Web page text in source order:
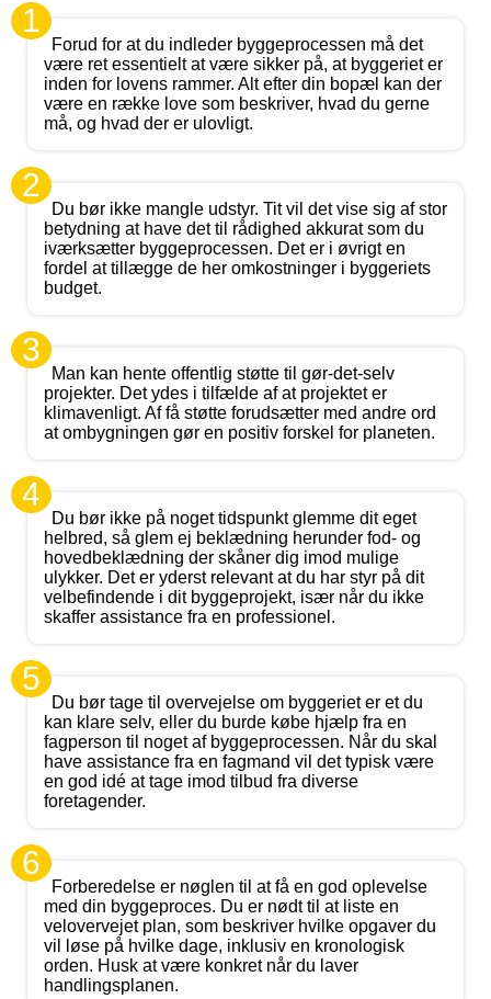
1
Forud for at du indleder byggeprocessen må det
være ret essentielt at være sikker på, at byggeriet er
inden for lovens rammer. Alt efter din bopæl kan der
være en række love som beskriver, hvad du gerne
må, og hvad der er ulovligt.
2
Du bør ikke mangle udstyr. Tit vil det vise sig af stor
betydning at have det til rådighed akkurat som du
iværksætter byggeprocessen. Det er i øvrigt en
fordel at tillægge de her omkostninger i byggeriets
budget.
3
Man kan hente offentlig støtte til gør-det-selv
projekter. Det ydes i tilfælde af at projektet er
klimavenligt. Af få støtte forudsætter med andre ord
at ombygningen gør en positiv forskel for planeten.
4
Du bør ikke på noget tidspunkt glemme dit eget
helbred, så glem ej beklædning herunder fod- og
hovedbeklædning der skåner dig imod mulige
ulykker. Det er yderst relevant at du har styr på dit
velbefindende i dit byggeprojekt, især når du ikke
skaffer assistance fra en professionel.
5
Du bør tage til overvejelse om byggeriet er et du
kan klare selv, eller du burde købe hjælp fra en
fagperson til noget af byggeprocessen. Når du skal
have assistance fra en fagmand vil det typisk være
en god idé at tage imod tilbud fra diverse
foretagender.
6
Forberedelse er nøglen til at få en god oplevelse
med din byggeproces. Du er nødt til at liste en
velovervejet plan, som beskriver hvilke opgaver du
vil løse på hvilke dage, inklusiv en kronologisk
orden. Husk at være konkret når du laver
handlingsplanen.